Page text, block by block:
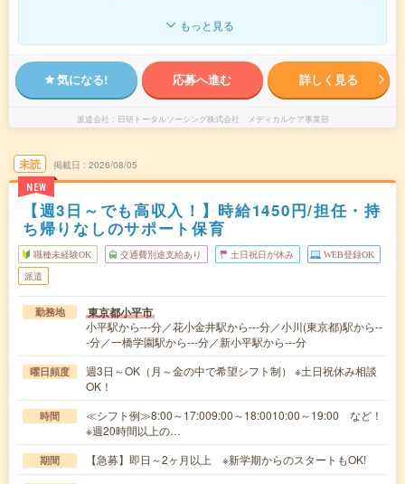
もっと見る
気になる! 応募へ進む 詳しく見る
派遣会社 日研トータルソーシング株式会社 メディカルケア事業部
未読
NEW
掲載日 2026/08/05
【週3日～でも高収入！】時給1450円/担任・持
ち帰りなしのサポート保育
職種未経験OK 交通費別途支給あり 土日祝日が休み WEB登録OK
派遣
勤務地 東京都小平市
小平駅から---分／花小金井駅から---分／小川(東京都)駅から--
-分／一橋学園駅から---分／新小平駅から---分
曜日頻度
週3日～OK（月～金の中で希望シフト制） ※土日祝休み相談
OK！
時間
≪シフト例≫8:00～17:009:00～18:0010:00～19:00 など！
※週20時間以上の…
期間 【急募】即日～2ヶ月以上 ※新学期からのスタートもOK!